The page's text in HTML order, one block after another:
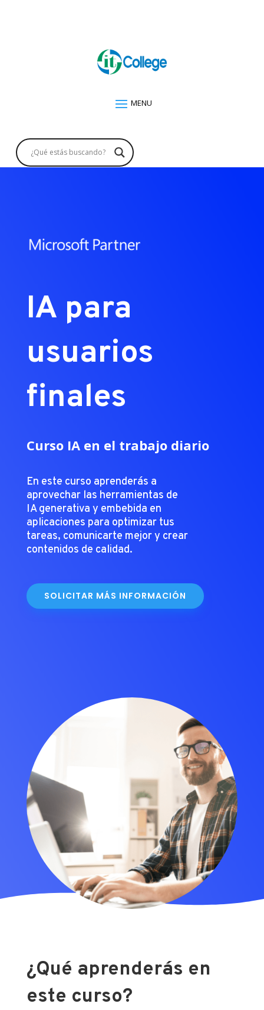
IA para
usuarios
finales
Curso IA en el trabajo diario
En este curso aprenderás a
aprovechar las herramientas de
IA generativa y embebida en
aplicaciones para optimizar tus
tareas, comunicarte mejor y crear
contenidos de calidad.
SOLICITAR MÁS INFORMACIÓN
¿Qué aprenderás en
este curso?